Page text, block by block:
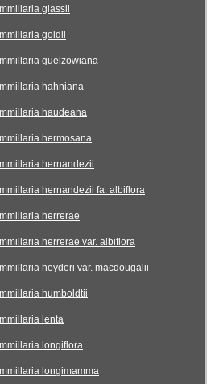
glassii
goldii
guelzowiana
hahniana
haudeana
hermosana
hernandezii
hernandezii fa. albiflora
herrerae
herrerae var. albiflora
heyderi var. macdougalii
humboldtii
lenta
longiflora
longimamma